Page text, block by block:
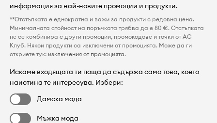
информация за най-новите промоции и продукти.
**Отстъпката е еднократна и важи за продукти с редовна цена.
Минималната стойност на поръчката трябва да е 80 €. Отстъпката
не се комбинира с други промоции, промокодове и точки от AC
Клуб. Някои продукти са изключени от промоцията. Може да ги
откриете тук: изключения от промоцията.
Искаме входящата ти поща да съдържа само това, което
наистина те интересува. Избери:
Дамска мода
Мъжка мода